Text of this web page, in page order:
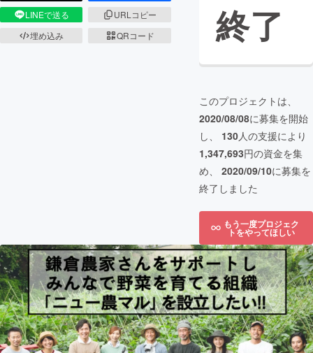
LINEで送る
URLコピー
埋め込み
QRコード 終了
このプロジェクトは、
2020/08/08に募集を開始
し、 130人の支援により
1,347,693円の資金を集
め、 2020/09/10に募集を
終了しました
もう一度プロジェク
トをやってほしい